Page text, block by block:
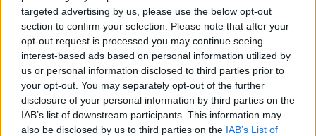
targeted advertising by us, please use the below opt-out
section to confirm your selection. Please note that after your
opt-out request is processed you may continue seeing
interest-based ads based on personal information utilized by
us or personal information disclosed to third parties prior to
your opt-out. You may separately opt-out of the further
disclosure of your personal information by third parties on the
IAB’s list of downstream participants. This information may
also be disclosed by us to third parties on the IAB’s List of
varie attività. L’importante è alzarsi dalla sedia e
mettersi in attività.
Cammini ogni giorno in
questo modo? I benefici al
cuore sono evidenti